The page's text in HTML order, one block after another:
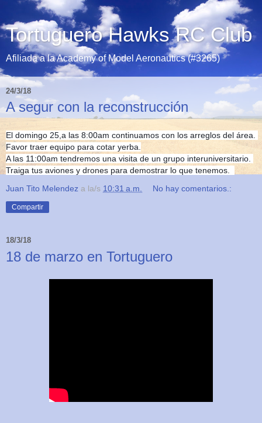
Tortuguero Hawks RC Club
Afiliada a la Academy of Model Aeronautics (#3265)
24/3/18
A segur con la reconstrucción
El domingo 25,a las 8:00am continuamos con los arreglos del área.
Favor traer equipo para cotar yerba.
A las 11:00am tendremos una visita de un grupo interuniversitario.
Traiga tus aviones y drones para demostrar lo que tenemos.
Juan Tito Melendez a la/s 10:31 a.m. No hay comentarios.:
Compartir
18/3/18
18 de marzo en Tortuguero